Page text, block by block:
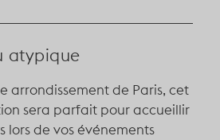
atypique
arrondissement de Paris, cet
sera parfait pour accueillir
lors de vos événements